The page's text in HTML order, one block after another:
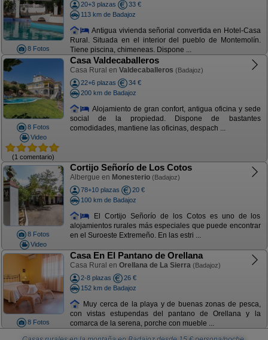
8 Fotos
20+3 plazas
33 €
113 km de Badajoz
Antigua vivienda señorial convertida en Hotel-Casa
Rural. Situada en el interior del pueblo de Montemolín.
Tiene piscina, chimeneas. Dispone ...
8 Fotos
Video
(1 comentario)
Casa Valdecaballeros
Casa Rural en Valdecaballeros (Badajoz)
22+6 plazas
34 €
200 km de Badajoz
Alojamiento de gran confort, antigua oficina y sede
social de la propiedad. Dispone de bastantes
comodidades, mantiene las oficinas, despach ...
8 Fotos
Video
Cortijo Señorío de Los Cotos
Albergue en Monesterio (Badajoz)
78+10 plazas
20 €
100 km de Badajoz
El Cortijo Señorío de los Cotos es uno de los
alojamientos rurales más especiales que puede encontrar
en el Suroeste Extremeño. En las estri ...
8 Fotos
Casa En El Pantano de Orellana
Casa Rural en Orellana de La Sierra (Badajoz)
2-8 plazas
26 €
152 km de Badajoz
Muy cerca de la playa y de buenas zonas de pesca,
con vistas estupendas del pantano de Orellana y la
comarca de la serena, porche con mueble ...